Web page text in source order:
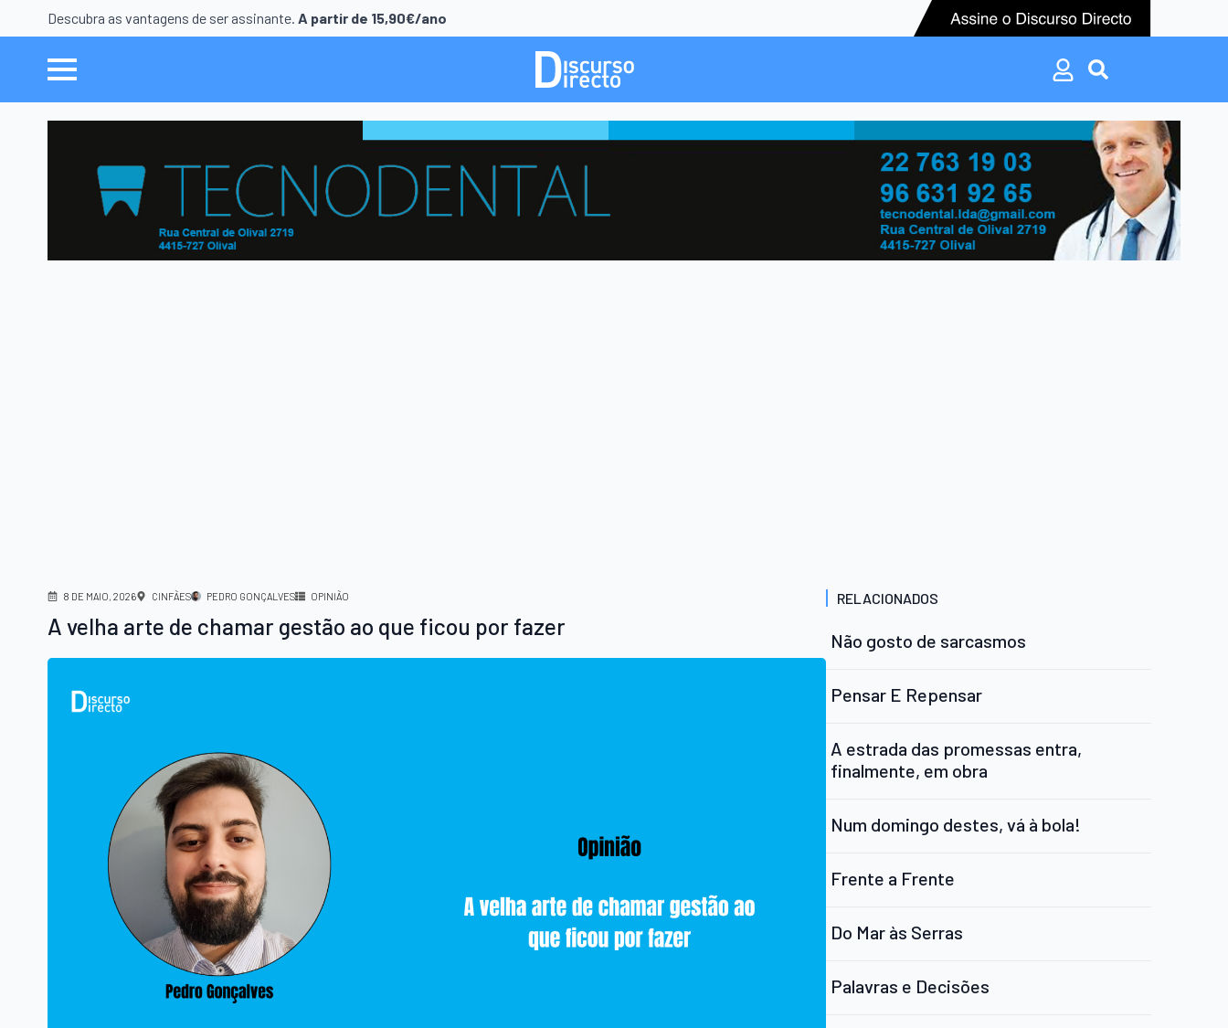
Descubra as vantagens de ser assinante. A partir de 15,90€/ano
Search
for:
Search
for:
8 DE MAIO, 2026 CINFÃES PEDRO GONÇALVES OPINIÃO
A velha arte de chamar gestão ao que ficou por fazer
RELACIONADOS
Não gosto de sarcasmos
Pensar E Repensar
A estrada das promessas entra,
finalmente, em obra
Num domingo destes, vá à bola!
Frente a Frente
Do Mar às Serras
Palavras e Decisões